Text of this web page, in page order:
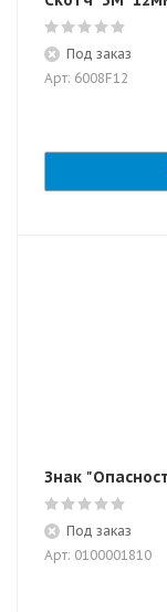
Под заказ
Арт: 6008F12
Знак
Под заказ
Арт: 0100001810